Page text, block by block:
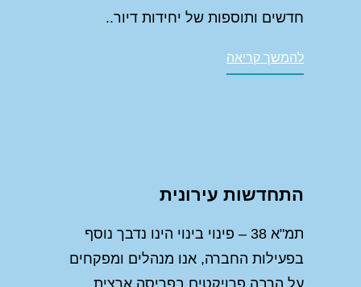
חדשים ותוספות של יחידות דיור..
להמשך קריאה
התחדשות עירונית
תמ"א 38 – פינוי בינוי הינו נדבך נוסף
בפעילות החברה, אנו מנהלים ומפקחים
על הרבה פרויקטים בפריסה ארצית…